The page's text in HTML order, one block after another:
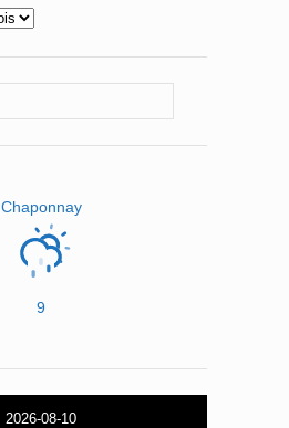
Chaponnay
9
2026-08-10